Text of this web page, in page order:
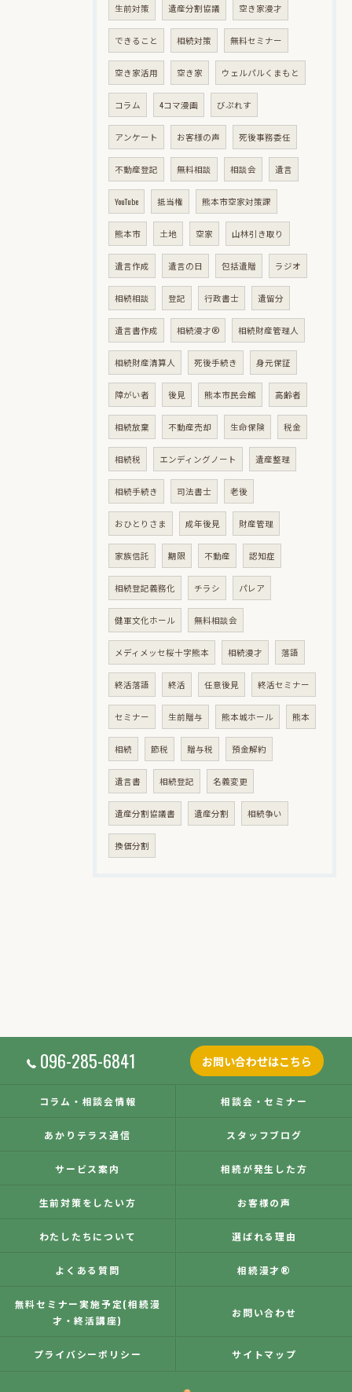
生前対策 遺産分割協議 空き家漫才
できること 相続対策 無料セミナー
空き家活用 空き家 ウェルパルくまもと
コラム 4コマ漫画 びぷれす
アンケート お客様の声 死後事務委任
不動産登記 無料相談 相談会 遺言
YouTube 抵当権 熊本市空家対策課
熊本市 土地 空家 山林引き取り
遺言作成 遺言の日 包括遺贈 ラジオ
相続相談 登記 行政書士 遺留分
遺言書作成 相続漫才® 相続財産管理人
相続財産清算人 死後手続き 身元保証
障がい者 後見 熊本市民会館 高齢者
相続放棄 不動産売却 生命保険 税金
相続税 エンディングノート 遺産整理
相続手続き 司法書士 老後
おひとりさま 成年後見 財産管理
家族信託 期限 不動産 認知症
相続登記義務化 チラシ パレア
健軍文化ホール 無料相談会
メディメッセ桜十字熊本 相続漫才 落語
終活落語 終活 任意後見 終活セミナー
セミナー 生前贈与 熊本城ホール 熊本
相続 節税 贈与税 預金解約
遺言書 相続登記 名義変更
遺産分割協議書 遺産分割 相続争い
換価分割
096-285-6841 お問い合わせはこちら
コラム・相談会情報 相談会・セミナー
あかりテラス通信 スタッフブログ
サービス案内 相続が発生した方
生前対策をしたい方 お客様の声
わたしたちについて 選ばれる理由
よくある質問 相続漫才®
無料セミナー実施予定(相続漫
才・終活講座)
お問い合わせ
プライバシーポリシー サイトマップ